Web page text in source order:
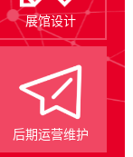
展馆设计
后期运营维护